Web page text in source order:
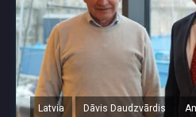
Latvia Dāvis Daudzvārdis